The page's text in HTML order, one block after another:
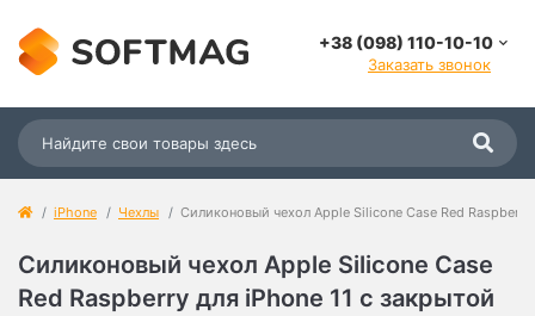
+38 (098) 110-10-10
Заказать звонок
iPhone Чехлы Силиконовый чехол Apple Silicone Case Red
Силиконовый чехол Apple Silicone Case
Red Raspberry для iPhone 11 с закрытой